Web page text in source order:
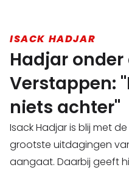
ISACK HADJAR
Hadjar
Verstappen:
niets achter"
Isack Hadjar is blij met
grootste uitdagingen
aangaat. Daarbij geeft